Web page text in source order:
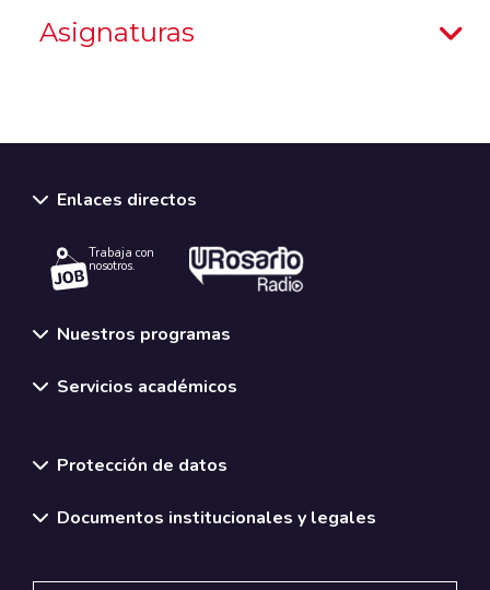
Asignaturas
Enlaces directos
Trabaja con
nosotros.
Nuestros programas
Servicios académicos
Protección de datos
Documentos institucionales y legales